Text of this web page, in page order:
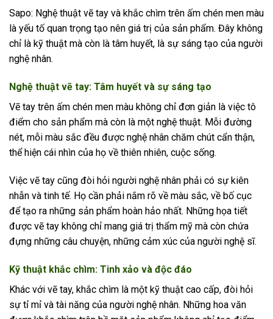
Sapo: Nghệ thuật vẽ tay và khắc chìm trên ấm chén men màu
là yếu tố quan trọng tạo nên giá trị của sản phẩm. Đây không
chỉ là kỹ thuật mà còn là tâm huyết, là sự sáng tạo của người
nghệ nhân.
Nghệ thuật vẽ tay: Tâm huyết và sự sáng tạo
Vẽ tay trên ấm chén men màu không chỉ đơn giản là việc tô
điểm cho sản phẩm mà còn là một nghệ thuật. Mỗi đường
nét, mỗi màu sắc đều được nghệ nhân chăm chút cẩn thận,
thể hiện cái nhìn của họ về thiên nhiên, cuộc sống.
Việc vẽ tay cũng đòi hỏi người nghệ nhân phải có sự kiên
nhẫn và tinh tế. Họ cần phải nắm rõ về màu sắc, về bố cục
để tạo ra những sản phẩm hoàn hảo nhất. Những họa tiết
được vẽ tay không chỉ mang giá trị thẩm mỹ mà còn chứa
đựng những câu chuyện, những cảm xúc của người nghệ sĩ.
Kỹ thuật khắc chìm: Tinh xảo và độc đáo
Khác với vẽ tay, khắc chìm là một kỹ thuật cao cấp, đòi hỏi
sự tỉ mỉ và tài năng của người nghệ nhân. Những hoa văn